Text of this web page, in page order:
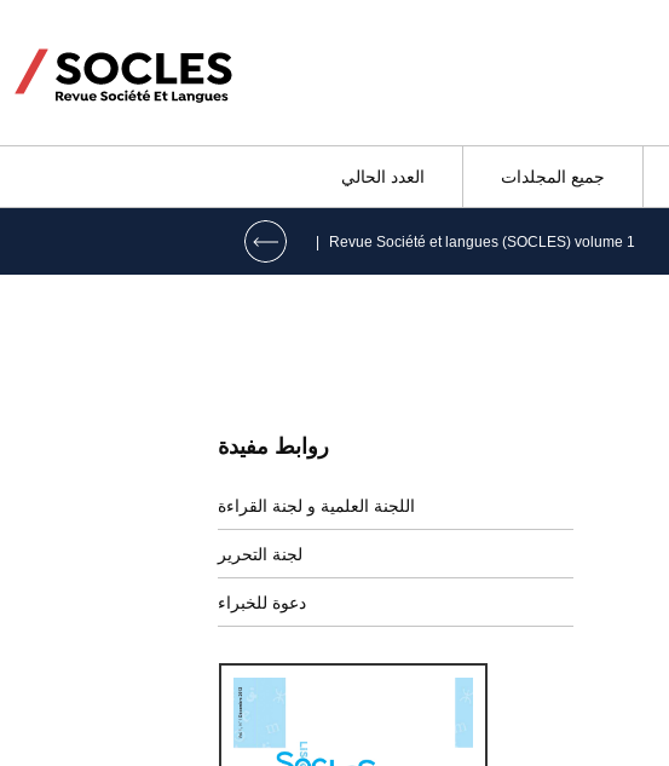
العدد الحالي جميع المجلدات
| Revue Société et langues (SOCLES) volume 1
روابط مفيدة
اللجنة العلمية و لجنة القراءة
لجنة التحرير
دعوة للخبراء